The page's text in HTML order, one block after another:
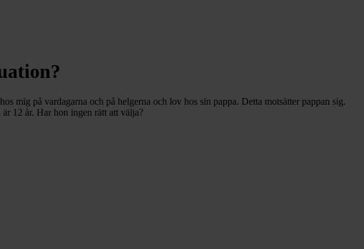
mig på vardagarna och på helgerna och lov hos sin pappa. Detta motsätter pappan sig.
12 år. Har hon ingen rätt att välja?